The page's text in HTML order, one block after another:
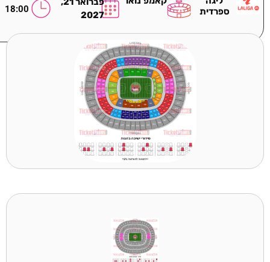
ספרדית
2027
18:00